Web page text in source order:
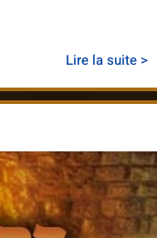
Lire la suite >